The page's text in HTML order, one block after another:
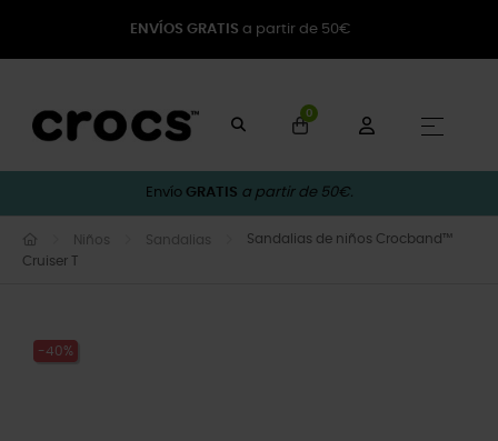
ENVÍOS GRATIS a partir de 50€
0
☰
Envío GRATIS a partir de 50€.
Niños Sandalias
Sandalias de niños Crocband™
Cruiser T
-40%